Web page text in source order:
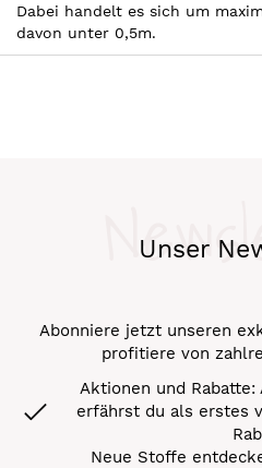
Dabei handelt es sich um
davon unter 0,5m.
Unser
Abonniere jetzt unseren
profitiere von
Aktionen und
erfährst du als erstes
Neue Stoffe